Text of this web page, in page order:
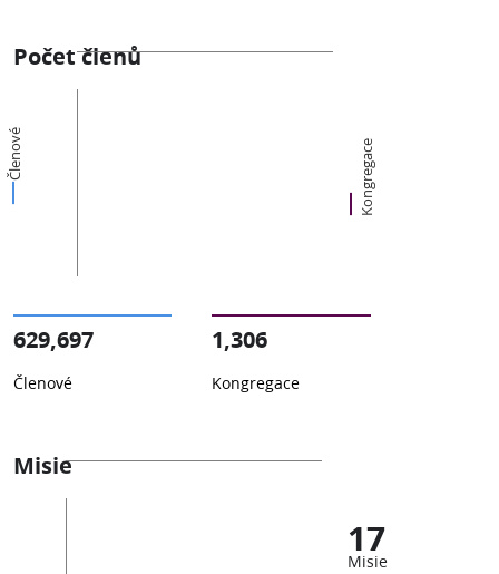
Počet členů
Členové Kongregace
629,697
Členové
1,306
Kongregace
Misie
17
Misie